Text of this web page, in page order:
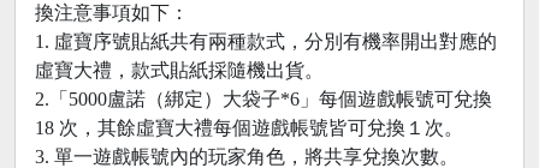
換注意事項如下：
1. 虛寶序號貼紙共有兩種款式，分別有機率開出對應的
虛寶大禮，款式貼紙採隨機出貨。
2.「5000盧諾（綁定）大袋子*6」每個遊戲帳號可兌換
18 次，其餘虛寶大禮每個遊戲帳號皆可兌換１次。
3. 單一遊戲帳號內的玩家角色，將共享兌換次數。